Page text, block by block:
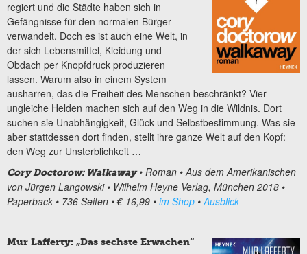
regiert und die Städte haben sich in
Gefängnisse für den normalen Bürger
verwandelt. Doch es ist auch eine Welt, in
der sich Lebensmittel, Kleidung und
Obdach per Knopfdruck produzieren
lassen. Warum also in einem System
ausharren, das die Freiheit des Menschen beschränkt? Vier
ungleiche Helden machen sich auf den Weg in die Wildnis. Dort
suchen sie Unabhängigkeit, Glück und Selbstbestimmung. Was sie
aber stattdessen dort finden, stellt ihre ganze Welt auf den Kopf:
den Weg zur Unsterblichkeit …
Cory Doctorow: Walkaway• Roman • Aus dem Amerikanischen
von Jürgen Langowski • Wilhelm Heyne Verlag, München 2018 •
Paperback • 736 Seiten • € 16,99 • im Shop • Ausblick
Mur Lafferty: „Das sechste Erwachen“